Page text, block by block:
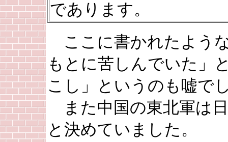
であります。
ここに書かれたよう
もとに苦しんでいた」
こし」というのも嘘で
また中国の東北軍は
と決めていました。